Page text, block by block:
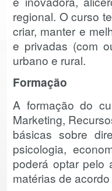
regional. O curso
criar, manter e
e privadas (com
urbano e rural.
Formação
A formação do
Marketing,
básicas sobre
psicologia,
poderá optar pelo
matérias de